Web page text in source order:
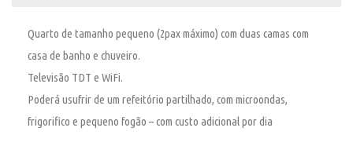
Quarto de tamanho pequeno (2pax máximo) com duas camas com
casa de banho e chuveiro.
Televisão TDT e WiFi.
Poderá usufrir de um refeitório partilhado, com microondas,
frigorifico e pequeno fogão – com custo adicional por dia